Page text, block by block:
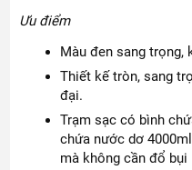
Ưu điểm
Màu đen sang trọng,
Thiết kế tròn, sang
đại.
Trạm sạc có bình
chứa nước dơ
mà không cần đổ bụi